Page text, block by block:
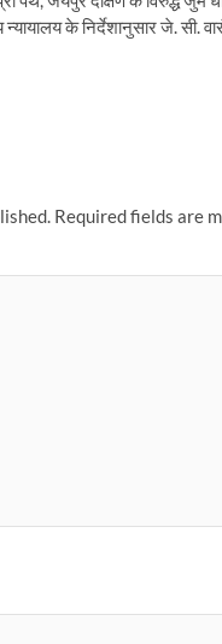
के निर्देशानुसार जे. सी.
Required fields are